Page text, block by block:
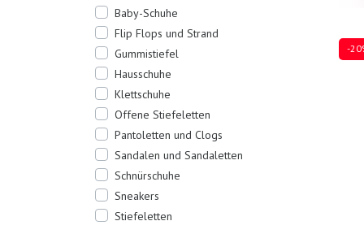
Baby-Schuhe
Flip Flops und Strand
Gummistiefel
Hausschuhe
Klettschuhe
Offene Stiefeletten
Pantoletten und Clogs
Sandalen und Sandaletten
Schnürschuhe
Sneakers
Stiefeletten
-